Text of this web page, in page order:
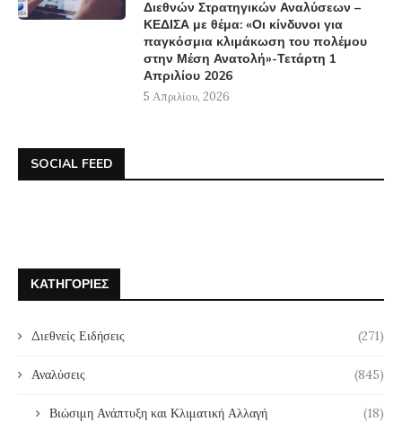
Διεθνών Στρατηγικών Αναλύσεων –
ΚΕΔΙΣΑ με θέμα: «Οι κίνδυνοι για
παγκόσμια κλιμάκωση του πολέμου
στην Μέση Ανατολή»-Τετάρτη 1
Απριλίου 2026
5 Απριλίου, 2026
SOCIAL FEED
ΚΑΤΗΓΟΡΊΕΣ
Διεθνείς Ειδήσεις (271)
Αναλύσεις (845)
Βιώσιμη Ανάπτυξη και Κλιματική Αλλαγή (18)